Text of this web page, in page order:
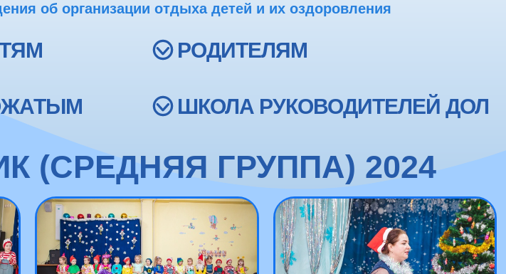
об организации отдыха детей и их оздоровления
РОДИТЕЛЯМ
ШКОЛА РУКОВОДИТЕЛЕЙ ДОЛ
(СРЕДНЯЯ ГРУППА) 2024